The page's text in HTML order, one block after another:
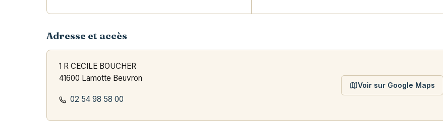
Adresse et accès
1 R CECILE BOUCHER
41600 Lamotte Beuvron
02 54 98 58 00
Voir sur Google Maps